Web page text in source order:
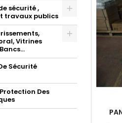
sécurité ,
travaux publics
Vitrines
Sécurité
Des